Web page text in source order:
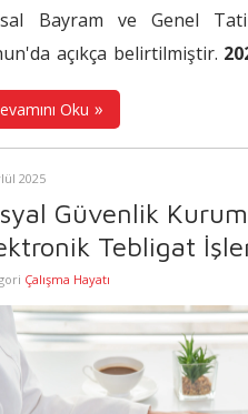
Bayram ve Genel
açıkça belirtilmiştir.
ve süreleri
Oku
2025
Güvenlik
Tebligat
Çalışma Hayatı